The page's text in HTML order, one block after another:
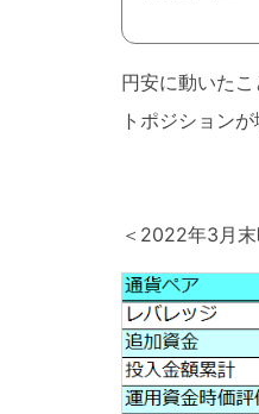
円安に動いた
トポジション
＜2022年3月